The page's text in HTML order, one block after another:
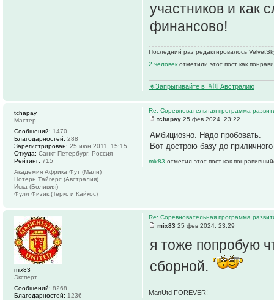
участников и как
финансово!
Последний раз редактировалось
2 человек отметили этот пост как
🦘Запрыгивайте в 🇦🇺Австралию
Re: Соревновательная программа
tchapay 25 фев 2024, 23:22
Амбициозно. Надо пробовать.
Вот дострою базу до
mix83 отметил этот пост как
tchapay
Мастер
Сообщений: 1470
Благодарностей: 288
Зарегистрирован: 25 июн 2011, 15:15
Откуда: Санкт-Петербург, Россия
Рейтинг: 715
Академия Африка Фут (Мали)
Нотерн Тайгерс (Австралия)
Иска (Боливия)
Фулл Физик (Теркс и Кайкос)
Re: Соревновательная программа
mix83 25 фев 2024, 23:29
я тоже попробую
сборной.
ManUtd FOREVER!
mix83
Эксперт
Сообщений: 8268
Благодарностей: 1236